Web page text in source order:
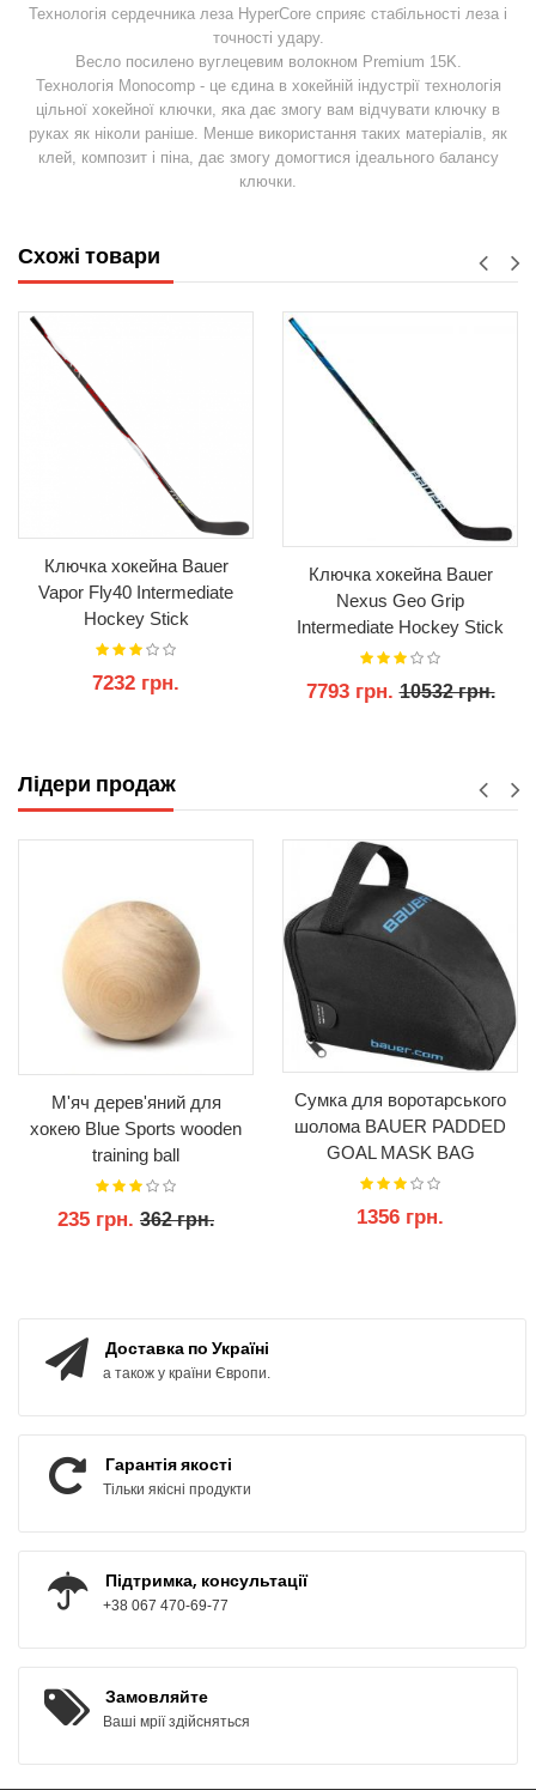
Технологія сердечника леза HyperCore сприяє стабільності леза і
точності удару.
Весло посилено вуглецевим волокном Premium 15K.
Технологія Monocomp - це єдина в хокейній індустрії технологія
цільної хокейної ключки, яка дає змогу вам відчувати ключку в
руках як ніколи раніше. Менше використання таких матеріалів, як
клей, композит і піна, дає змогу домогтися ідеального балансу
ключки.
Схожі товари
Ключка хокейна Bauer
Vapor Fly40 Intermediate
Hockey Stick
7232 грн.
Ключка хокейна Bauer
Nexus Geo Grip
Intermediate Hockey Stick
7793 грн.10532 грн.
Лідери продаж
М'яч дерев'яний для
хокею Blue Sports wooden
training ball
235 грн. 362 грн.
Сумка для воротарського
шолома BAUER PADDED
GOAL MASK BAG
1356 грн.
Доставка по Україні
а також у країни Європи.
Гарантія якості
Тільки якісні продукти
Підтримка, консультації
+38 067 470-69-77
Замовляйте
Ваші мрії здійсняться